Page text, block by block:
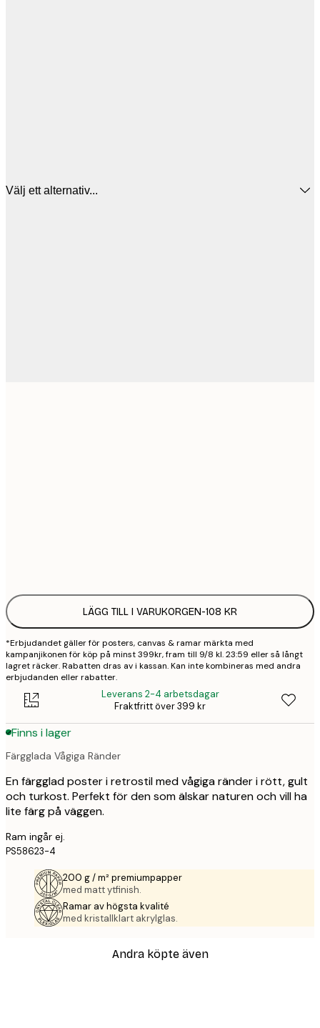
Välj ett alternativ...
LÄGG TILL I VARUKORGEN-108 KR
*Erbjudandet gäller för posters, canvas & ramar märkta med
kampanjikonen för köp på minst 399kr, fram till 9/8 kl. 23:59 eller så långt
lagret räcker. Rabatten dras av i kassan. Kan inte kombineras med andra
erbjudanden eller rabatter.
Leverans 2-4 arbetsdagar
Fraktfritt över 399 kr
Finns i lager
Färgglada Vågiga Ränder
En färgglad poster i retrostil med vågiga ränder i rött, gult
och turkost. Perfekt för den som älskar naturen och vill ha
lite färg på väggen.
Ram ingår ej.
PS58623-4
200 g / m² premiumpapper
med matt ytfinish.
Ramar av högsta kvalité
med kristallklart akrylglas.
Andra köpte även